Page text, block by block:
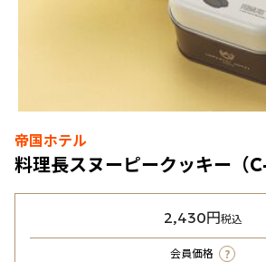
帝国ホテル
料理長スヌーピークッキー（
2,430円税込
会員価格 ?